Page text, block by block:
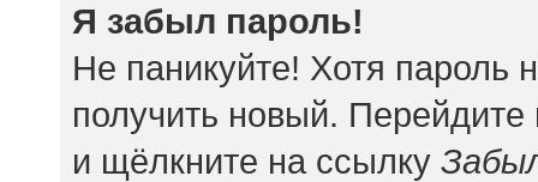
Я забыл пароль!
Не паникуйте! Хотя пароль
получить новый.
и щёлкните на ссылку